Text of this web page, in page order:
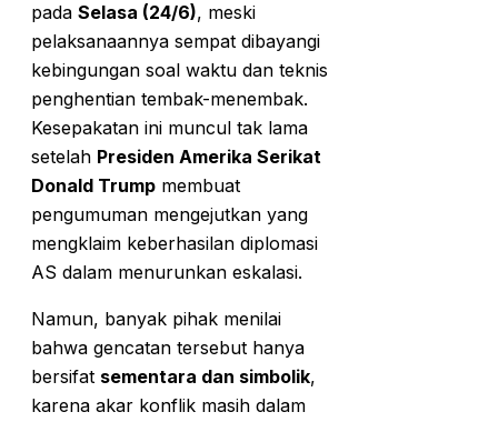
pada Selasa (24/6), meski
pelaksanaannya sempat dibayangi
kebingungan soal waktu dan teknis
penghentian tembak-menembak.
Kesepakatan ini muncul tak lama
setelah Presiden Amerika Serikat
Donald Trump membuat
pengumuman mengejutkan yang
mengklaim keberhasilan diplomasi
AS dalam menurunkan eskalasi.
Namun, banyak pihak menilai
bahwa gencatan tersebut hanya
bersifat sementara dan simbolik,
karena akar konflik masih dalam